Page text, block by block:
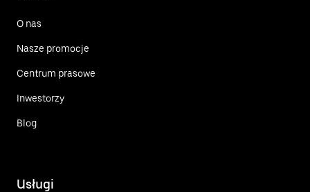
O nas
Nasze promocje
Centrum prasowe
Inwestorzy
Blog
Usługi